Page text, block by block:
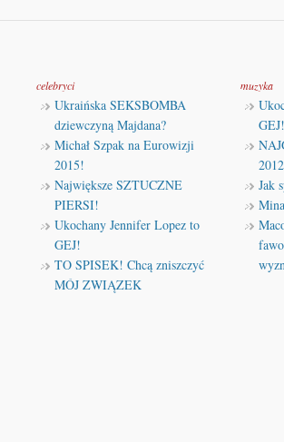
celebryci
Ukraińska SEKSBOMBA
dziewczyną Majdana?
Michał Szpak na Eurowizji
2015!
Największe SZTUCZNE
PIERSI!
Ukochany Jennifer Lopez to
GEJ!
TO SPISEK! Chcą zniszczyć
MÓJ ZWIĄZEK
muzyka
GEJ!
Jak